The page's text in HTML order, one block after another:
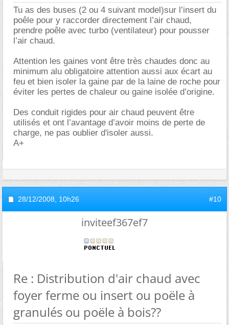
Tu as des buses (2 ou 4 suivant model)sur l’insert du
poêle pour y raccorder directement l’air chaud,
prendre poêle avec turbo (ventilateur) pour pousser
l’air chaud.
Attention les gaines vont être très chaudes donc au
minimum alu obligatoire attention aussi aux écart au
feu et bien isoler la gaine par de la laine de roche pour
éviter les pertes de chaleur ou gaine isolée d’origine.
Des conduit rigides pour air chaud peuvent être
utilisés et ont l’avantage d’avoir moins de perte de
charge, ne pas oublier d'isoler aussi.
A+
28/12/2008, 10h26 #10
inviteef367ef7
Re : Distribution d'air chaud avec
foyer ferme ou insert ou poële à
granulés ou poële à bois??